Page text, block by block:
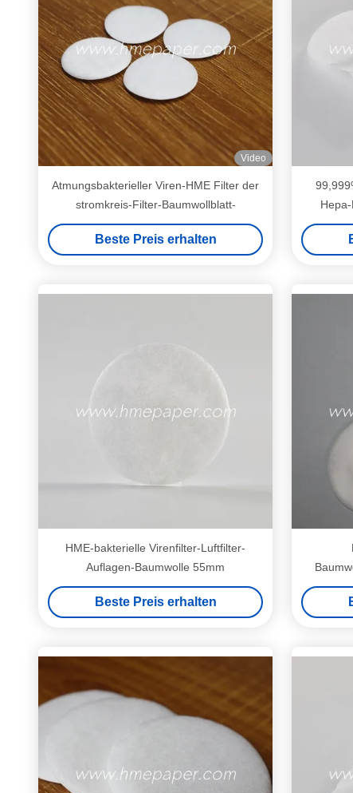
Video
Atmungsbakterieller Viren-HME Filter der
stromkreis-Filter-Baumwollblatt-
Beste Preis erhalten
HME-bakterielle Virenfilter-Luftfilter-
Auflagen-Baumwolle 55mm
Beste Preis erhalten